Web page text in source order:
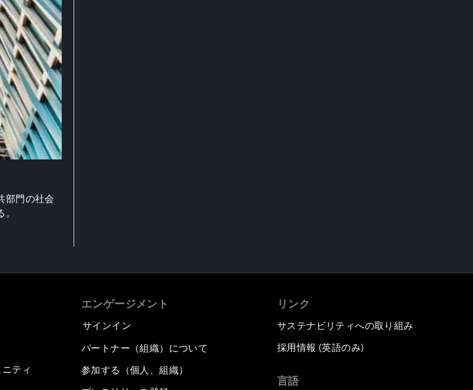
部門の社会
ティ
エンゲージメント
サインイン
パートナー（組織）について
参加する（個人、組織）
リンク
サステナビリティへの取り組み
採用情報 (英語のみ)
言語